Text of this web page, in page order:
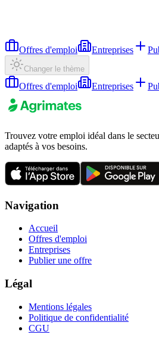
Offres d'emploi Entreprises
Changer le thème
Offres d'emploi Entreprises
Trouvez votre emploi idéal dans le
adaptés à vos besoins.
Navigation
Accueil
Offres d'emploi
Entreprises
Publier une offre
Légal
Mentions légales
Politique de confidentialité
CGU